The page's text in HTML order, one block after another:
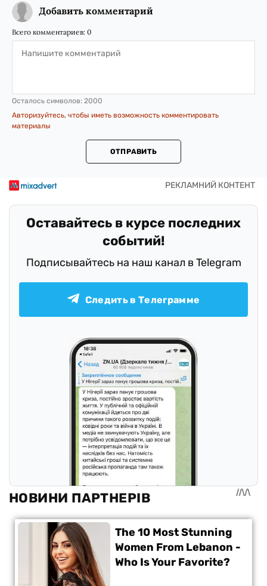
Добавить комментарий
Всего комментариев: 0
Осталось символов: 2000
Авторизуйтесь, чтобы иметь возможность комментировать
материалы
ОТПРАВИТЬ
Оставайтесь в курсе последних
событий!
Подписывайтесь на наш канал в Telegram
Следить в Телеграмме